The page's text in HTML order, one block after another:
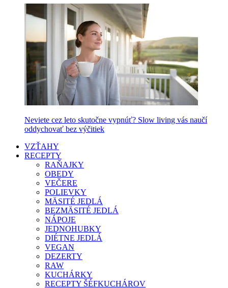
Neviete cez leto skutočne vypnúť? Slow living vás naučí
oddychovať bez výčitiek
VZŤAHY
RECEPTY
RAŇAJKY
OBEDY
VEČERE
POLIEVKY
MÄSITÉ JEDLÁ
BEZMÄSITÉ JEDLÁ
NÁPOJE
JEDNOHUBKY
DIÉTNE JEDLÁ
VEGAN
DEZERTY
RAW
KUCHÁRKY
RECEPTY ŠÉFKUCHÁROV